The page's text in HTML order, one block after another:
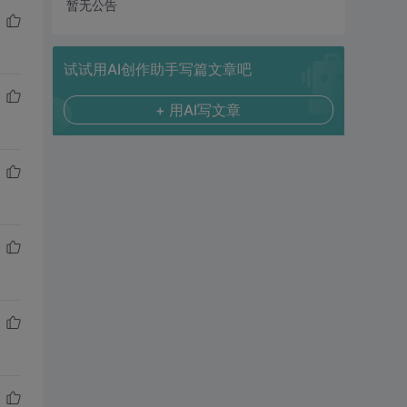
暂无公告
试试用AI创作助手写篇文章吧
+ 用AI写文章